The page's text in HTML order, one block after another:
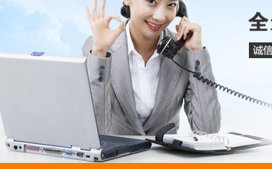
谁将成为中国商品进出欧洲物流中心
上海到重庆物流专线